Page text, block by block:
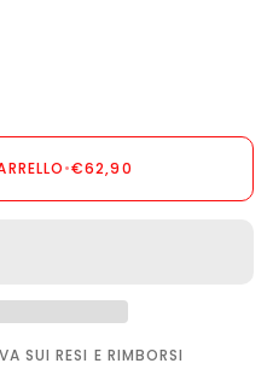
•€62,90
SUI RESI E RIMBORSI